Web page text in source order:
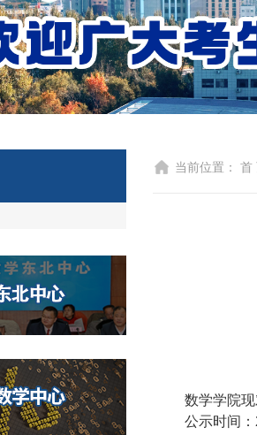
当前位置： 首
数学学院
公示时间：